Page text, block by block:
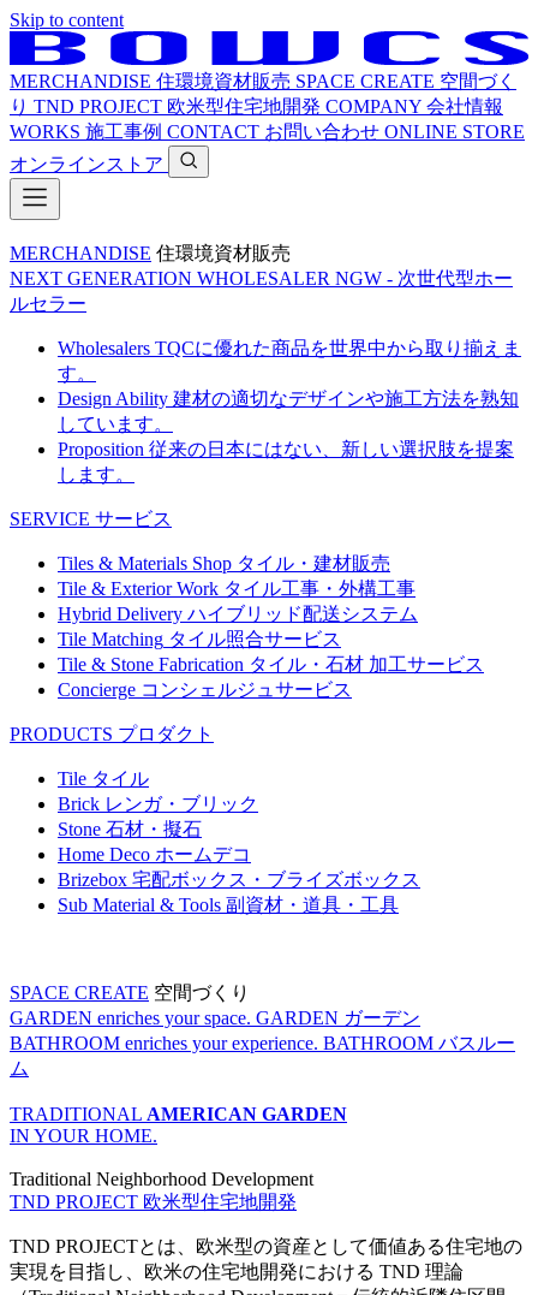
Skip to content
MERCHANDISE 住環境資材販売 SPACE CREATE 空間づく
り TND PROJECT 欧米型住宅地開発 COMPANY 会社情報
WORKS 施工事例 CONTACT お問い合わせ ONLINE STORE
オンラインストア
MERCHANDISE 住環境資材販売
NEXT GENERATION WHOLESALER NGW - 次世代型ホー
ルセラー
Wholesalers TQCに優れた商品を世界中から取り揃えま
す。
Design Ability 建材の適切なデザインや施工方法を熟知
しています。
Proposition 従来の日本にはない、新しい選択肢を提案
します。
SERVICE サービス
Tiles & Materials Shop タイル・建材販売
Tile & Exterior Work タイル工事・外構工事
Hybrid Delivery ハイブリッド配送システム
Tile Matching タイル照合サービス
Tile & Stone Fabrication タイル・石材 加工サービス
Concierge コンシェルジュサービス
PRODUCTS プロダクト
Tile タイル
Brick レンガ・ブリック
Stone 石材・擬石
Home Deco ホームデコ
Brizebox 宅配ボックス・ブライズボックス
Sub Material & Tools 副資材・道具・工具
SPACE CREATE 空間づくり
GARDEN enriches your space. GARDEN ガーデン
BATHROOM enriches your experience. BATHROOM バスルー
ム
TRADITIONAL AMERICAN GARDEN
IN YOUR HOME.
Traditional Neighborhood Development
TND PROJECT 欧米型住宅地開発
TND PROJECTとは、欧米型の資産として価値ある住宅地の
実現を目指し、欧米の住宅地開発における TND 理論